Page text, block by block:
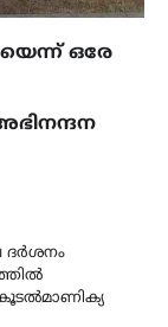
ഒരേ
ദർശനം